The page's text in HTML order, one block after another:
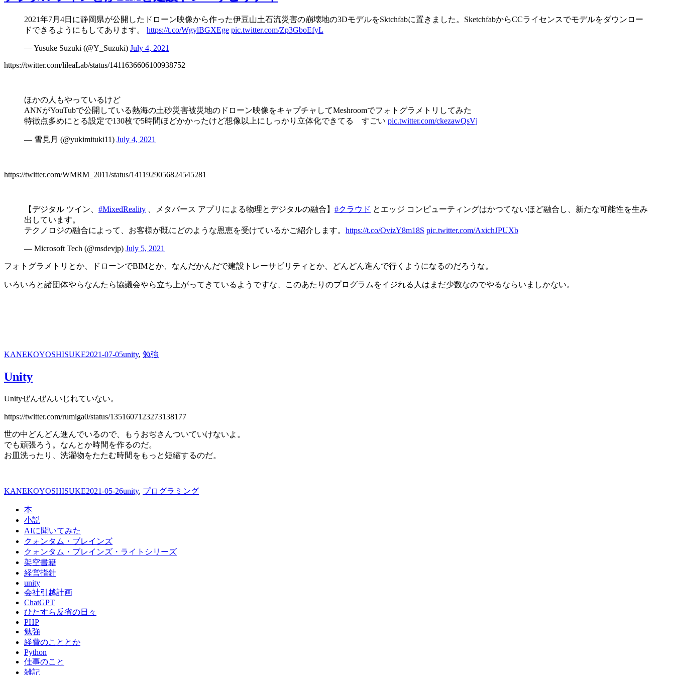
2021年7月4日に静岡県が公開したドローン映像から作った伊豆山土石流災害の崩壊地の3DモデルをSktchfabに置きました。SketchfabからCCライセンスでモデルをダウンロー
ドできるようにもしてあります。 https://t.co/WgylBGXEge pic.twitter.com/Zp3GboEfyL
— Yusuke Suzuki (@Y_Suzuki) July 4, 2021
https://twitter.com/lileaLab/status/1411636606100938752
ほかの人もやっているけど
ANNがYouTubで公開している熱海の土砂災害被災地のドローン映像をキャプチャしてMeshroomでフォトグラメトリしてみた
特徴点多めにとる設定で130枚で5時間ほどかかったけど想像以上にしっかり立体化できてる すごい pic.twitter.com/ckezawQsVj
— 雪見月 (@yukimituki11) July 4, 2021
https://twitter.com/WMRM_2011/status/1411929056824545281
【デジタル ツイン、 #MixedReality 、メタバース アプリによる物理とデジタルの融合】 #クラウド とエッジ コンピューティングはかつてないほど融合し、新たな可能性を生み
出しています。
テクノロジの融合によって、お客様が既にどのような恩恵を受けているかご紹介します。 https://t.co/OvizY8m18S pic.twitter.com/AxichJPUXb
— Microsoft Tech (@msdevjp) July 5, 2021
フォトグラメトリとか、ドローンでBIMとか、なんだかんだで建設トレーサビリティとか、どんどん進んで行くようになるのだろうな。
いろいろと諸団体やらなんたら協議会やら立ち上がってきているようですな、このあたりのプログラムをイジれる人はまだ少数なのでやるならいましかない。
投
者
KANEKOYOSHISUKE投
2021-07-05カ
unity, 勉強
Unity
Unityぜんぜんいじれていない。
https://twitter.com/rumiga0/status/1351607123273138177
世の中どんどん進んでいるので、もうおぢさんついていけないよ。
でも頑張ろう。なんとか時間を作るのだ。
お皿洗ったり、洗濯物をたたむ時間をもっと短縮するのだ。
投
KANEKOYOSHISUKE投
2021-05-26カ
unity, プログラミング
本
小説
AIに聞いてみた
クォンタム・ブレインズ
クォンタム・ブレインズ・ライトシリーズ
架空書籍
経営指針
unity
会社引越計画
ChatGPT
ひたすら反省の日々
PHP
勉強
経費のこととか
Python
仕事のこと
雑記